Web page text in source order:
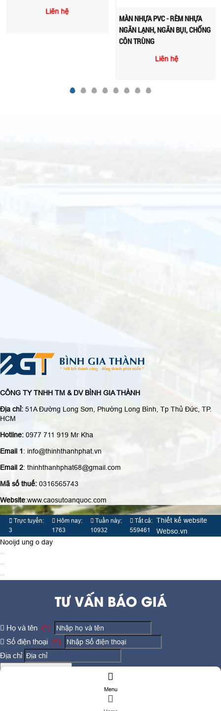
Liên hệ
CÔN TRÙNG
Liên hệ
CÔNG TY TNHH TM & DV BÌNH GIA THÀNH
HCM
Hotline:0977 711 919 Mr Kha
Trực tuyến:
3
Hôm nay:
1763
10932
559461
Webso.vn
Menu
Nooijd ung o day
TƯ VẤN BÁO GIÁ
Địa chỉ
Đăng ký tư vấn
TƯ VẤN DỊCH VỤ